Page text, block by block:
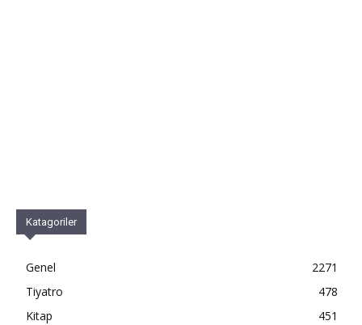
Katagoriler
Genel
2271
Tiyatro
478
Kitap
451